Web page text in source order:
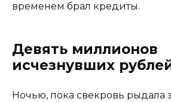
временем брал кредиты.
Девять миллионов
исчезнувших
Ночью, пока свекровь рыдала